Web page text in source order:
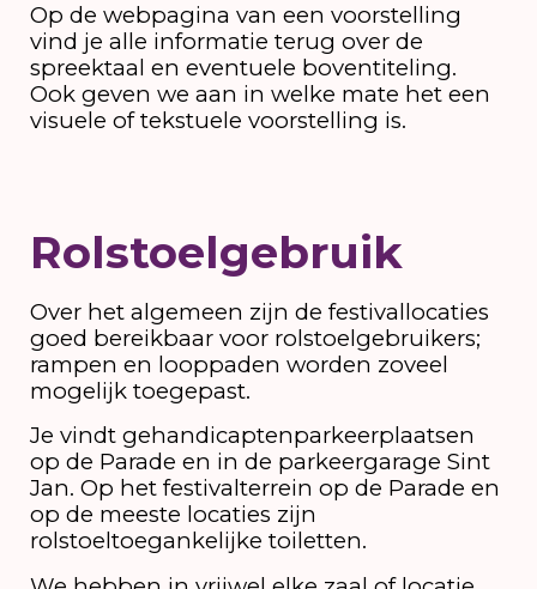
Op de webpagina van een voorstelling
vind je alle informatie terug over de
spreektaal en eventuele boventiteling.
Ook geven we aan in welke mate het een
visuele of tekstuele voorstelling is.
Rolstoelgebruik
Over het algemeen zijn de festivallocaties
goed bereikbaar voor rolstoelgebruikers;
rampen en looppaden worden zoveel
mogelijk toegepast.
Je vindt gehandicaptenparkeerplaatsen
op de Parade en in de parkeergarage Sint
Jan. Op het festivalterrein op de Parade en
op de meeste locaties zijn
rolstoeltoegankelijke toiletten.